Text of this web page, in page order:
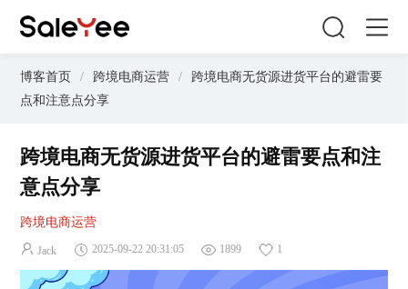
博客首页 / 跨境电商运营 /
跨境电商无货源进货平台的避雷要
点和注意点分享
跨境电商无货源进货平台的避雷要点和注
意点分享
跨境电商运营
Jack 2025-09-22 20:31:05 1899 1